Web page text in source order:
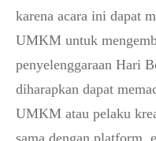
karena acara ini dapat
UMKM untuk
penyelenggaraan Hari
diharapkan dapat
UMKM atau pelaku
sama dengan platform,